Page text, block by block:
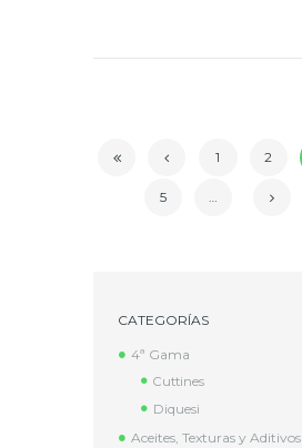
1 2
5 …
CATEGORÍAS
4ª Gama
Cuttines
Diquesi
Aceites, Texturas y Aditivos